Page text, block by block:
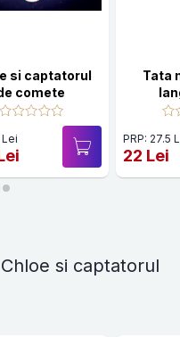
si captatorul
comete
Lei
Tata
PRP: 27.5
22 Lei
si captatorul